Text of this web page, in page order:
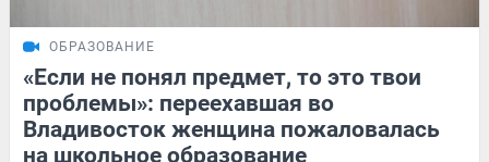
ОБРАЗОВАНИЕ
«Если не понял предмет, то это твои
проблемы»: переехавшая во
Владивосток женщина пожаловалась
на школьное образование